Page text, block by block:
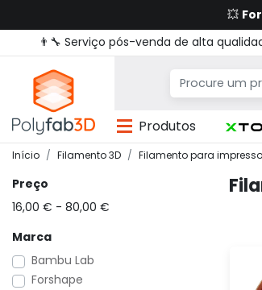
💥
👨‍🔧 Serviço pós-venda de alta
Produtos
Início Filamento 3D Filamento para
Preço
16,00 € - 80,00 €
Marca
Bambu Lab
Forshape